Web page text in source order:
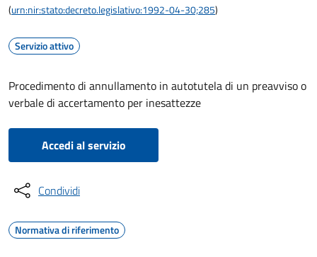
(urn:nir:stato:decreto.legislativo:1992-04-30;285)
Servizio attivo
Procedimento di annullamento in autotutela di un preavviso o
verbale di accertamento per inesattezze
Accedi al servizio
Condividi
Normativa di riferimento